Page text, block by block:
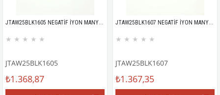
JTAW25BLK1605 NEGATİF İYON MANYETİK PASLANMAZ ÇELİK GRİ GARANTİLİ HEDİYE KUTULU JANTİ BİLEKLİK
★ ★ ★ ★ ★
JTAW25BLK1605
₺1.368,87
JTAW25BLK1607 NEGATİF İYON MANYETİK PASLANMAZ ÇELİK GRİ GARANTİLİ HEDİYE KUTULU JANTİ BİLEKLİK
★ ★ ★ ★ ★
JTAW25BLK1607
₺1.367,35